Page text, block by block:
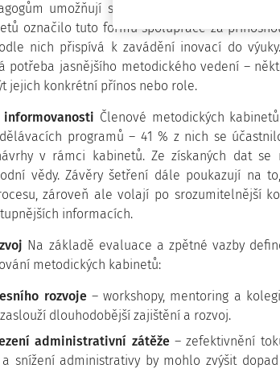
umožňují sdílet zkušenosti a společně
označilo tuto formu spolupráce za
nich přispívá k zavádění inovací do
potřeba jasnějšího metodického vedení –
jejich konkrétní přínos nebo role.
informovanosti Členové metodických
programů – 41 % z nich se
v rámci kabinetů. Ze získaných dat se
vědy. Závěry šetření dále poukazují na
zároveň ale volají po srozumitelnější
informacích.
Na základě evaluace a zpětné vazby
metodických kabinetů:
rozvoje– workshopy, mentoring a
dlouhodobější zajištění a rozvoj.
administrativní zátěže– zefektivnění
snížení administrativy by mohlo zvýšit